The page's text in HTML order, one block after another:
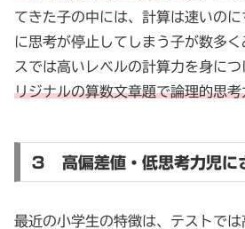
てきた子の中には、計算は速いの
に思考が停止してしまう子が数多
スでは高いレベルの計算力を身につ
リジナルの算数文章題で論理的思
３ 高偏差値・低思考力児に
最近の小学生の特徴は、テストで